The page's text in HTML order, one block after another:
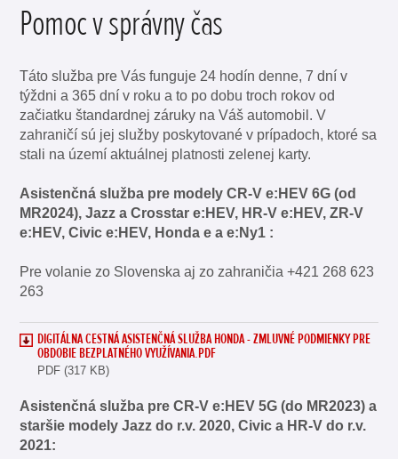
Pomoc v správny čas
Táto služba pre Vás funguje 24 hodín denne, 7 dní v
týždni a 365 dní v roku a to po dobu troch rokov od
začiatku štandardnej záruky na Váš automobil. V
zahraničí sú jej služby poskytované v prípadoch, ktoré sa
stali na území aktuálnej platnosti zelenej karty.
Asistenčná služba pre modely CR-V e:HEV 6G (od
MR2024), Jazz a Crosstar e:HEV, HR-V e:HEV, ZR-V
e:HEV, Civic e:HEV, Honda e a e:Ny1 :
Pre volanie zo Slovenska aj zo zahraničia +421 268 623
263
DIGITÁLNA CESTNÁ ASISTENČNÁ SLUŽBA HONDA - ZMLUVNÉ PODMIENKY PRE
OBDOBIE BEZPLATNÉHO VYUŽÍVANIA.PDF
PDF (317 KB)
Asistenčná služba pre CR-V e:HEV 5G (do MR2023) a
staršie modely Jazz do r.v. 2020, Civic a HR-V do r.v.
2021: